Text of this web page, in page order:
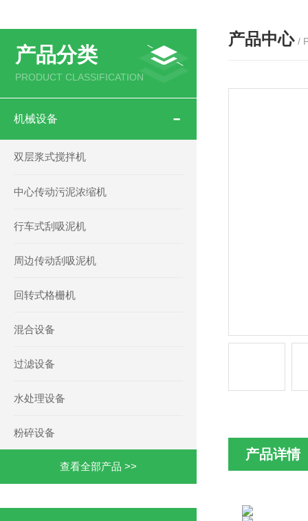
产品分类
PRODUCT CLASSIFICATION
机械设备
双层浆式搅拌机
中心传动污泥浓缩机
行车式刮吸泥机
周边传动刮吸泥机
回转式格栅机
混合设备
过滤设备
水处理设备
粉碎设备
查看全部产品 >>
产品中心 /
产品详情